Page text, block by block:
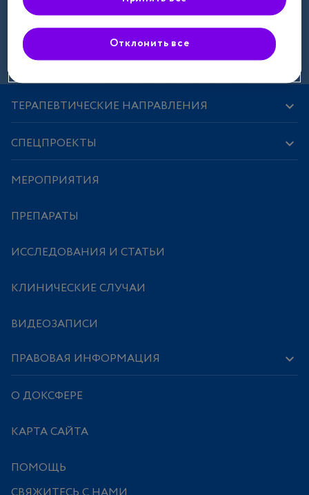
Зарегистрироваться
ТЕРАПЕВТИЧЕСКИЕ НАПРАВЛЕНИЯ
СПЕЦПРОЕКТЫ
МЕРОПРИЯТИЯ
ПРЕПАРАТЫ
ИССЛЕДОВАНИЯ И СТАТЬИ
КЛИНИЧЕСКИЕ СЛУЧАИ
ВИДЕОЗАПИСИ
ПРАВОВАЯ ИНФОРМАЦИЯ
О ДОКСФЕРЕ
КАРТА САЙТА
ПОМОЩЬ
Отклонить все